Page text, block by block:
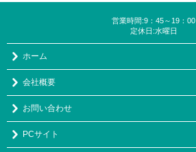
営業時間:9：45～19：00
定休日:水曜日
ホーム
会社概要
お問い合わせ
PCサイト